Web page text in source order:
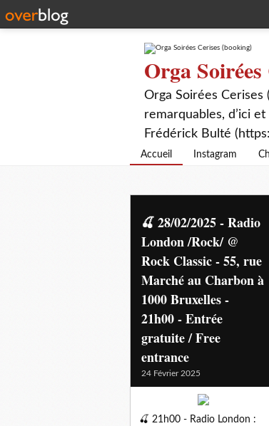
Orga
Orga Soirées
remarquables, d’ici
Frédérick Bulté
Accueil Instagram
🍒 28/02/2025 - Radio
London /Rock/ @
Rock Classic - 55, rue
Marché au Charbon à
1000 Bruxelles -
21h00 - Entrée
gratuite / Free
entrance
24 Février 2025
🍒 21h00 - Radio London :